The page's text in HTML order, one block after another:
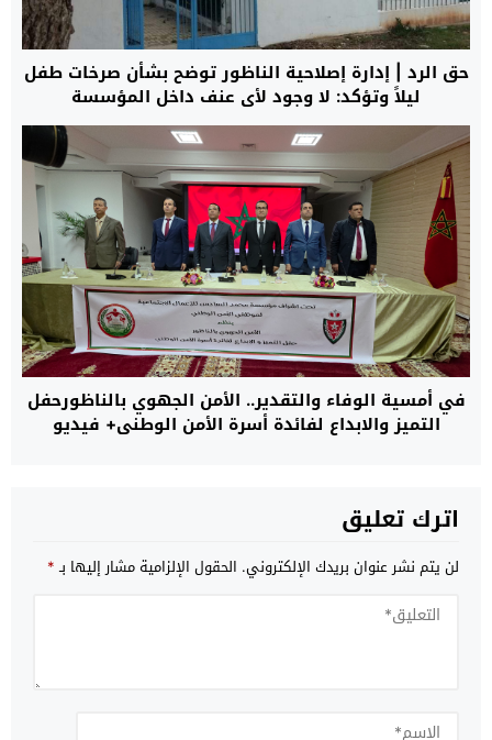
حق الرد | إدارة إصلاحية الناظور توضح بشأن صرخات طفل
ليلاً وتؤكد: لا وجود لأي عنف داخل المؤسسة
في أمسية الوفاء والتقدير.. الأمن الجهوي بالناظورحفل
التميز والابداع لفائدة أسرة الأمن الوطني+ فيديو
اترك تعليق
لن يتم نشر عنوان بريدك الإلكتروني. الحقول الإلزامية مشار إليها بـ*